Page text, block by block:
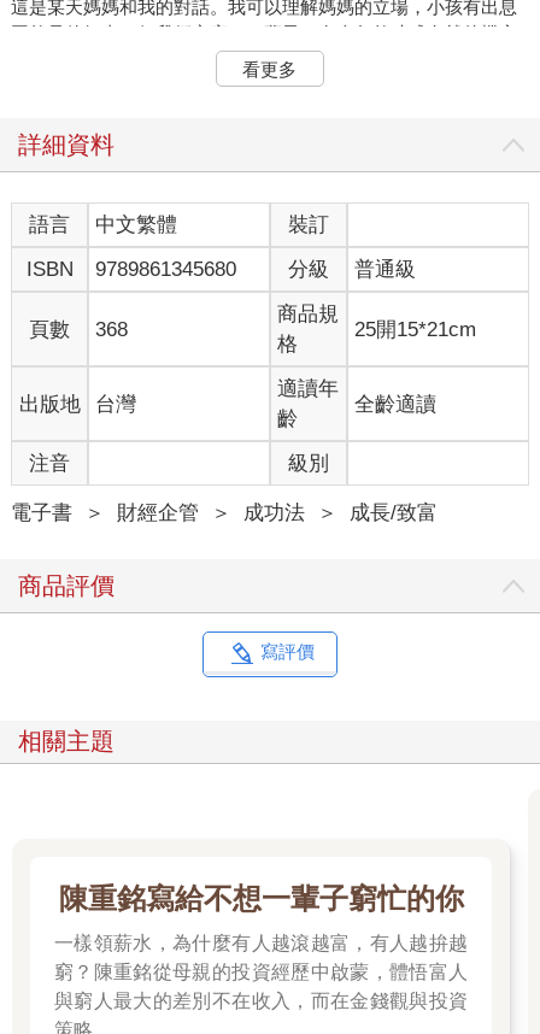
這是某天媽媽和我的對話。我可以理解媽媽的立場，小孩有出息
固然是件好事，但我們家窮了一輩子，有人忽然功成名就的機率
實在不高。後續章節也會再提到，我的家境並不好。直到念國中
時，我和家人都住在只有蹲式馬桶的老房子，隨時都在欠債，家
務，也到過工廠、水餃店打工，從事油漆工、什麼工作都做。即
可是，我的想法和她不一樣。我的成功機率雖然比較低，但並不
是○％，我只要想辦法讓它乘以十、乘以一百就行了。因此，我決
定和富人或成功人士進行對話。因為我認為，比起尚未致富的
人，已經擁有財富的人提出的建議更接近正確答案。
我開始尋找世界各地的富人和成功者。令人慶幸的是，他們早就
準備好向我這樣的人提出建議。不只是我，而是全世界的人。他
們每個人都根據自身的經驗與知識，撰寫了書籍。
只要是他們的書，我都不會錯過。為了增加閱讀量，我決定每天
早上六點就起床。不，這樣還不夠，我提早到清晨四點半起床。
清晨四點半起床，結束簡單的例行公事以後，我就會開始看書。
除了利用零碎時間看書，我也會在通勤時聽有聲書。我一年的閱
讀量超過一百本，類型涵蓋自我成長和金融管理，每本書都受到
些擁有財富、名望的人寫下來的建議應用到實際生活中，生活從
此有了轉變。一如我的致富夢，我的收入持續增加，想法與思維
也日益全面。沉睡在我心中的巨人似乎覺醒了，我開始發揮自己
都不知道的潛力。與此同時，我變得更加珍惜自己的生活，一天
我打算透過這本書將這段期間的體悟傳達給各位。不僅如此，我
讀過的書，再從中尋找符合以下標準的書籍：前一％成功人士一
致好評的書、受到全世界肯定的書，至少暢銷五年以上的書，以
及我看過之後想推薦給家人或摯友的書。最終，我選出了三十本
經典，並補充了其他好書帶給我的啟發。
編排書籍內容時，我花了很多心思，以利讀者學得更快、記得更
久。我希望這本書不會成為一本普通的閱讀指南，而是能帶給讀
看更多
詳細資料
語言 中文繁體
裝訂
ISBN
9789861345680 分級 普通級
頁數 368
商品規
格
25開15*21cm
出版地 台灣
適讀年
齡
全齡適讀
注音 級別
電子書 ＞ 財經企管 ＞ 成功法 ＞ 成長/致富
商品評價
寫評價
相關主題
陳重銘寫給不想一輩子窮忙的你
一樣領薪水，為什麼有人越滾越富，有人越拚越
窮？陳重銘從母親的投資經歷中啟蒙，體悟富人
與窮人最大的差別不在收入，而在金錢觀與投資